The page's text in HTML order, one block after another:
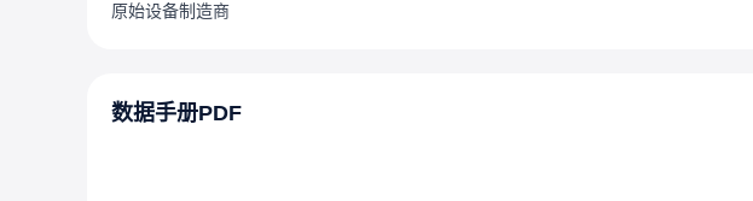
原始设备制造商
数据手册PDF